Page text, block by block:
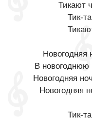
Тикают
Тик-
Новогодняя
В новогоднюю
Новогодняя
Новогодняя
Тик-